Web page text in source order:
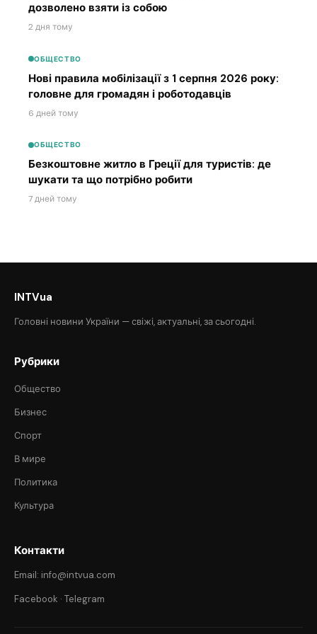
дозволено взяти із собою
2 дня тому
ОБЩЕСТВО
Нові правила мобілізації з 1 серпня 2026 року:
головне для громадян і роботодавців
6 дней тому
ОБЩЕСТВО
Безкоштовне житло в Греції для туристів: де
шукати та що потрібно робити
7 дней тому
INTVua
Головні новини України — свіжі, актуальні, за сьогодні.
Рубрики
Общество
Бизнес
Спорт
В мире
Политика
Культура
Контакти
Email: info@intvua.com
Facebook · Telegram